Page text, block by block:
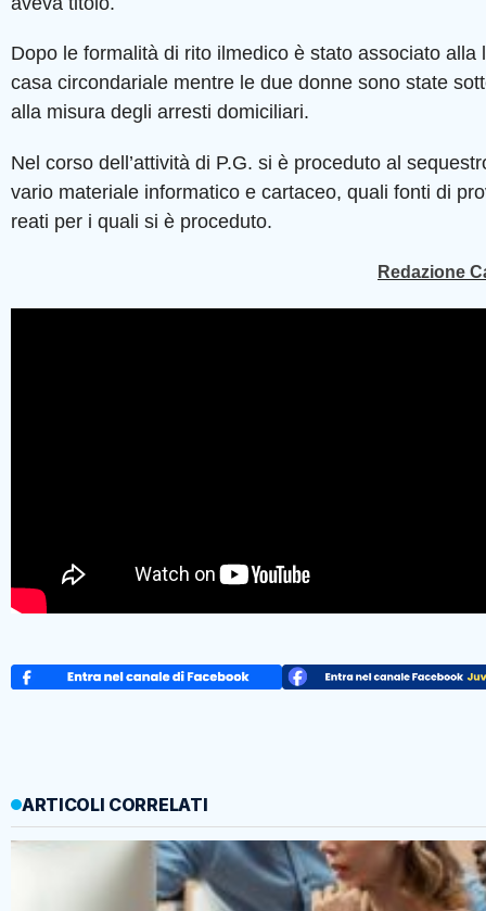
Dopo le formalità di rito ilmedico è stato associato alla
casa circondariale mentre le due donne sono state
alla misura degli arresti domiciliari.
Nel corso dell’attività di P.G. si è proceduto al
vario materiale informatico e cartaceo, quali fonti di
reati per i quali si è proceduto.
Redazione
ARTICOLI CORRELATI